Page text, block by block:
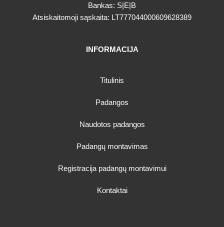
Bankas: S|E|B
Atsiskaitomoji sąskaita: LT777044000609628389
INFORMACIJA
Titulinis
Padangos
Naudotos padangos
Padangų montavimas
Registracija padangų montavimui
Kontaktai